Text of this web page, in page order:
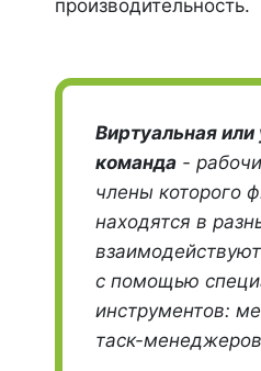
производительность.
Виртуальная или
команда -
члены которого
находятся в
с помощью
инструментов:
таск-